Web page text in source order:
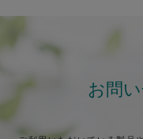
お問